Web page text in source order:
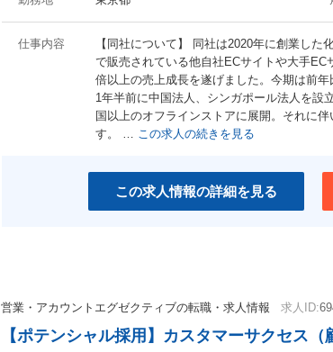
仕事内容
【同社について】 同社は2020年に創業し
で販売されている他自社ECサイトや大手
倍以上の売上成長を遂げました。今期は前
1年半前に中国法人、シンガポール法人を設
国以上のオフラインストアに展開。それに
す。 … この求人の続きを見る
この求人情報の詳細を見る
営業・アカウントエグゼクティブの転職・求人情報 求人ID:
【ポテンシャル採用】カスタマーサクセス（